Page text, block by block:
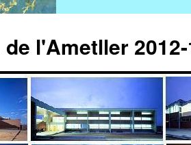
l'Ametller